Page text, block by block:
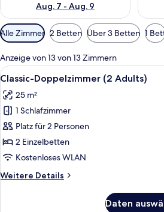
Aug. 7 - Aug. 9
Verfügbare
Filter
für
Zimmer
Alle Zimmer 2 Betten Über 3 Betten 1
Anzeige von 13 von 13 Zimmern
Alle
Fotos
für
Classic-
Doppelzimmer
(2
Adults)
Ein
1
Classic-Doppelzimmer (2 Adults)
25 m²
1 Schlafzimmer
Platz für 2 Personen
2 Einzelbetten
Kostenloses WLAN
Weitere Details
Weitere
Daten